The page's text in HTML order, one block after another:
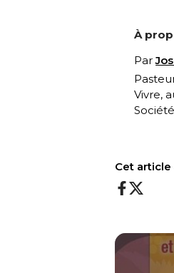
À
Par
Vivre,
Cet